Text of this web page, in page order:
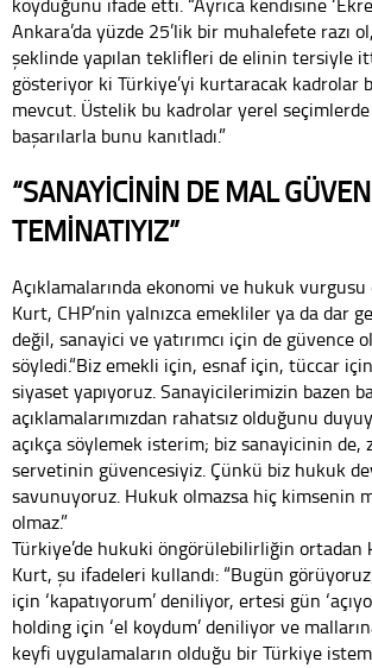
Ankara’da yüzde 25’lik bir muhalefete razı
şeklinde yapılan teklifleri de elinin tersiyle
gösteriyor ki Türkiye’yi kurtaracak kadrolar
mevcut. Üstelik bu kadrolar yerel seçimlerde
başarılarla bunu kanıtladı.”
“SANAYİCİNİN DE MAL
TEMİNATIYIZ”
Açıklamalarında ekonomi ve hukuk vurgusu
Kurt, CHP’nin yalnızca emekliler ya da dar
değil, sanayici ve yatırımcı için de güvence
söyledi.“Biz emekli için, esnaf için, tüccar
siyaset yapıyoruz. Sanayicilerimizin bazen
açıklamalarımızdan rahatsız olduğunu
açıkça söylemek isterim; biz sanayicinin de,
servetinin güvencesiyiz. Çünkü biz hukuk
savunuyoruz. Hukuk olmazsa hiç kimsenin
olmaz.”
Türkiye’de hukuki öngörülebilirliğin ortadan
Kurt, şu ifadeleri kullandı: “Bugün
için ‘kapatıyorum’ deniliyor, ertesi gün
holding için ‘el koydum’ deniliyor ve
keyfi uygulamaların olduğu bir Türkiye